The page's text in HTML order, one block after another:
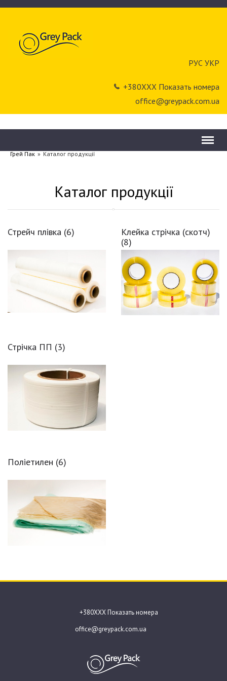
РУС УКР
+380ХХХ Показать номера
office@greypack.com.ua
Menu
Грей Пак » Каталог продукції
Каталог продукції
Стрейч плівка (6)
Клейка стрічка (скотч)
(8)
Стрічка ПП (3)
Поліетилен (6)
+380ХХХ Показать номера
office@greypack.com.ua